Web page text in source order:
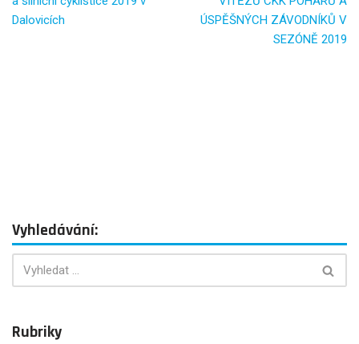
o
Dalovicích
ÚSPĚŠNÝCH ZÁVODNÍKŮ V
SEZÓNĚ 2019
Vyhledávání:
Rubriky